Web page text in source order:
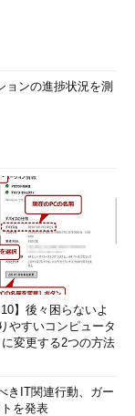
ョンの進捗状況を測
10】後々困らないよ
やすいコンピュータ
変更する2つの方法
きIT関連行動、ガー
を発表